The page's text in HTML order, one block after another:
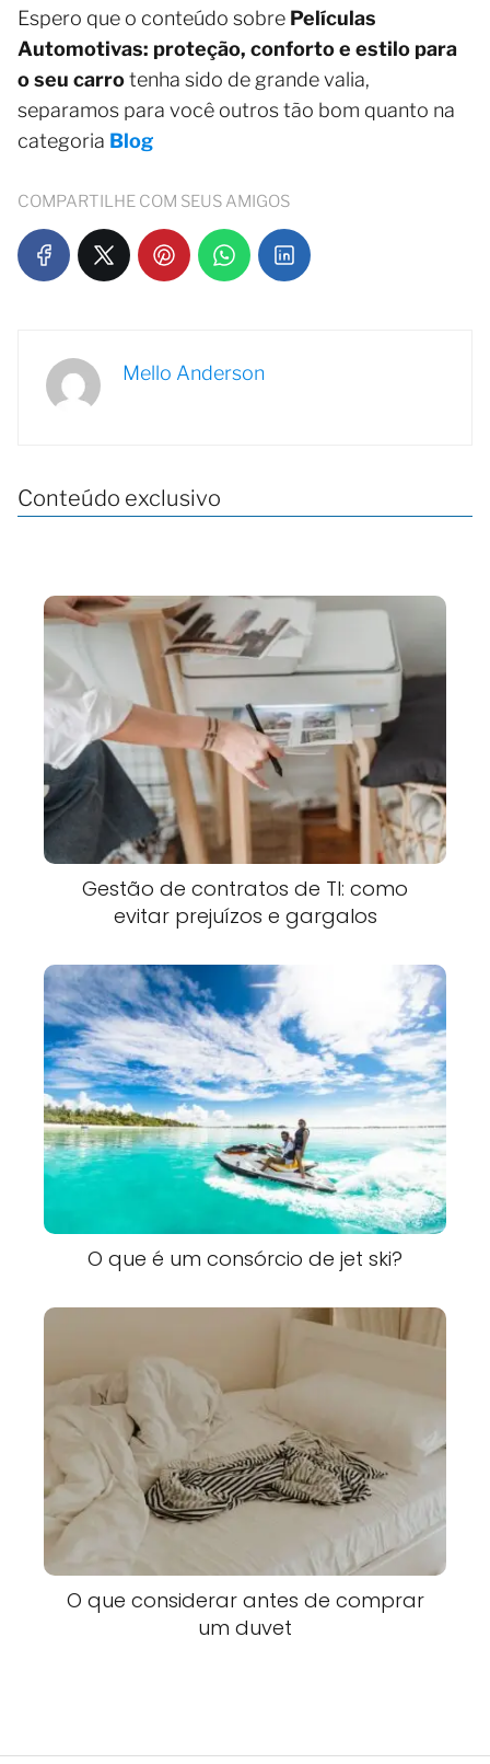
Espero que o conteúdo sobre Películas
Automotivas: proteção, conforto e estilo para
o seu carrotenha sido de grande valia,
separamos para você outros tão bom quanto na
categoria Blog
COMPARTILHE COM SEUS AMIGOS
Mello Anderson
Conteúdo exclusivo
Gestão de contratos de TI: como
evitar prejuízos e gargalos
O que é um consórcio de jet ski?
O que considerar antes de comprar
um duvet